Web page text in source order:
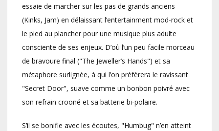
essaie de marcher sur les pas de grands anciens
(Kinks, Jam) en délaissant l’entertainment mod-rock et
le pied au plancher pour une musique plus adulte
consciente de ses enjeux. D’où l’un peu facile morceau
de bravoure final ("The Jeweller’s Hands") et sa
métaphore surlignée, à qui l’on préfèrera le ravissant
"Secret Door", suave comme un bonbon poivré avec
son refrain crooné et sa batterie bi-polaire.
S’il se bonifie avec les écoutes, "Humbug" n’en atteint